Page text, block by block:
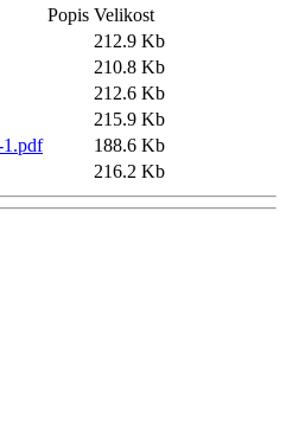
Popis Velikost
212.9 Kb
210.8 Kb
212.6 Kb
215.9 Kb
1.pdf
188.6 Kb
216.2 Kb